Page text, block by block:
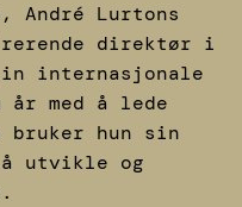
André Lurtons
direktør i
internasjonale
med å lede
bruker hun sin
utvikle og